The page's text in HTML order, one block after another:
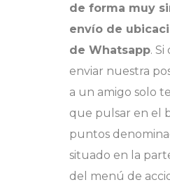
de forma muy
envío de
de Whatsapp.
enviar nuestra
a un amigo solo
que pulsar en el
puntos
situado en la
del menú de